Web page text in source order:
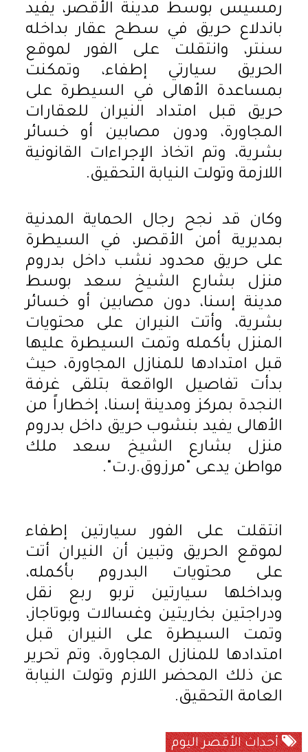
رمسيس بوسط مدينة الأقصر، يفيد
باندلاع حريق في سطح عقار بداخله
سنتر، وانتقلت على الفور لموقع
الحريق سيارتي إطفاء، وتمكنت
بمساعدة الأهالى في السيطرة على
حريق قبل امتداد النيران للعقارات
المجاورة، ودون مصابين أو خسائر
بشرية، وتم اتخاذ الإجراءات القانونية
اللازمة وتولت النيابة التحقيق.
وكان قد نجح رجال الحماية المدنية
بمديرية أمن الأقصر، في السيطرة
على حريق محدود نشب داخل بدروم
منزل بشارع الشيخ سعد بوسط
مدينة إسنا، دون مصابين أو خسائر
بشرية، وأتت النيران على محتويات
المنزل بأكمله وتمت السيطرة عليها
قبل امتدادها للمنازل المجاورة، حيث
بدأت تفاصيل الواقعة بتلقى غرفة
النجدة بمركز ومدينة إسنا، إخطاراً من
الأهالى يفيد بنشوب حريق داخل بدروم
منزل بشارع الشيخ سعد ملك
مواطن يدعى "مرزوق.ر.ت".
انتقلت على الفور سيارتين إطفاء
لموقع الحريق وتبين أن النيران أتت
على محتويات البدروم بأكمله،
وبداخلها سيارتين تربو ربع نقل
ودراجتين بخاريتين وغسالات وبوتاجاز،
وتمت السيطرة على النيران قبل
امتدادها للمنازل المجاورة، وتم تحرير
عن ذلك المحضر اللازم وتولت النيابة
العامة التحقيق.
أحداث الأقصر اليوم